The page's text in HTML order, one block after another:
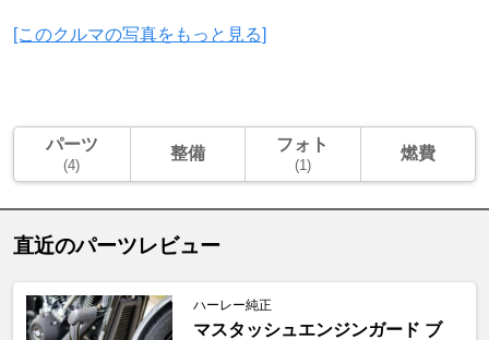
[このクルマの写真をもっと見る]
パーツ
(4)
整備 フォト
(1)
燃費
直近のパーツレビュー
ハーレー純正
マスタッシュエンジンガード ブ